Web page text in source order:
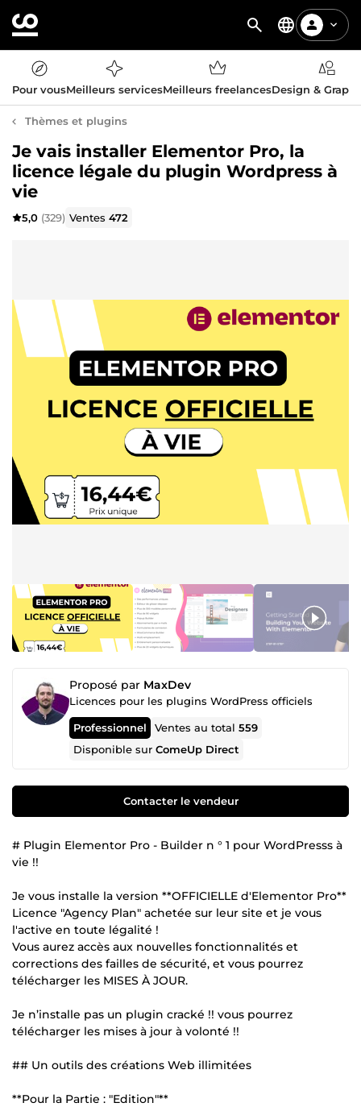
Pour vousMeilleurs servicesMeilleurs freelancesDesign &
Thèmes et plugins
Je vais installer Elementor Pro, la
licence légale du plugin Wordpress à
vie
5,0 (329) Ventes472
Proposé par MaxDev
Licences pour les plugins WordPress officiels
Professionnel Ventes au total559
Disponible surComeUp Direct
Contacter le vendeur
# Plugin Elementor Pro - Builder n ° 1 pour WordPresss à
vie !!
Je vous installe la version **OFFICIELLE d'Elementor Pro**
Licence "Agency Plan" achetée sur leur site et je vous
l'active en toute légalité !
Vous aurez accès aux nouvelles fonctionnalités et
corrections des failles de sécurité, et vous pourrez
télécharger les MISES À JOUR.
Je n’installe pas un plugin cracké !! vous pourrez
télécharger les mises à jour à volonté !!
## Un outils des créations Web illimitées
**Pour la Partie : "Edition"**